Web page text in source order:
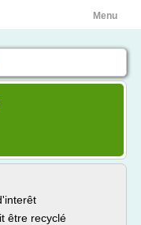
Menu
être recyclé